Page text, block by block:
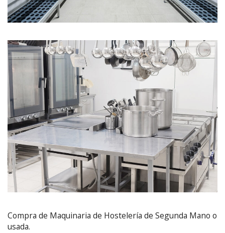
Compra de Maquinaria de Hostelería de Segunda Mano o
usada.